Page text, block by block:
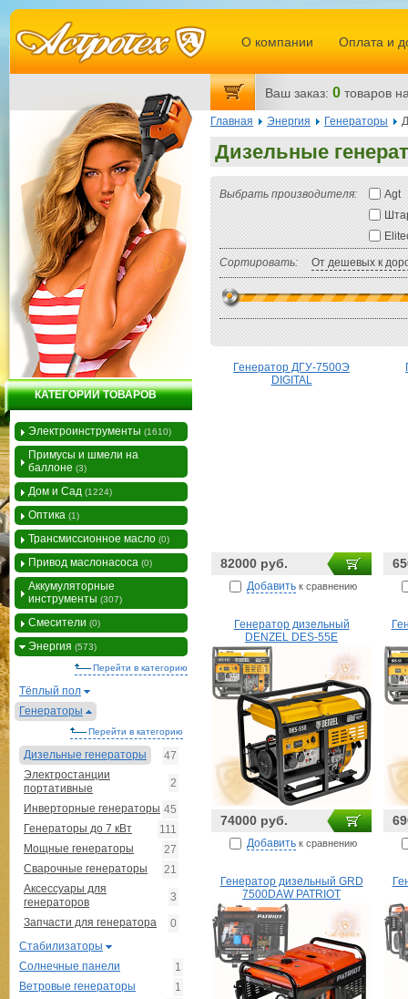
Главная Энергия Генераторы
Дизельные
Выбрать производителя:
Agt
Сортировать: От дешевых к
Генератор ДГУ-7500Э
DIGITAL
82000 руб.
Добавить к сравнению
Генератор дизельный
DENZEL DES-55E
74000 руб.
Добавить к сравнению
Генератор дизельный GRD
7500DAW PATRIOT
КАТЕГОРИИ ТОВАРОВ
Электроинструменты (1610)
Примусы и шмели на
баллоне (3)
Дом и Сад (1224)
Оптика (1)
Трансмиссионное масло (0)
Привод маслонасоса (0)
Аккумуляторные
инструменты (307)
Смесители (0)
Энергия (573)
Перейти в категорию
Тёплый пол
Генераторы
Перейти в категорию
Дизельные генераторы
47
Электростанции
портативные
2
Инверторные генераторы 45
Генераторы до 7 кВт
111
Мощные генераторы
27
Сварочные генераторы
21
Аксессуары для
генераторов
3
Запчасти для генератора
0
Стабилизаторы
Солнечные панели
1
Ветровые генераторы
1
О компании Оплата и
Ваш заказ: 0 товаров